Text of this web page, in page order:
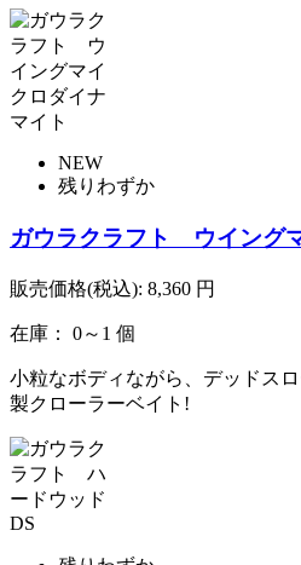
NEW
残りわずか
ガウラクラフト ウイング
販売価格(税込): 8,360 円
在庫： 0～1 個
小粒なボディながら、デッドス
製クローラーベイト!